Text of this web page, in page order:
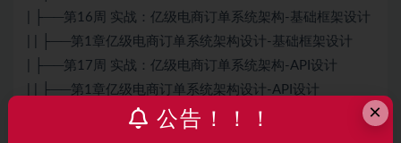
| ├──第16周 实战：亿级电商订单系统架构-基础框架设计
| | ├──第1章亿级电商订单系统架构设计-基础框架设计
| ├──第17周 实战：亿级电商订单系统架构-API设计
| | ├──第1章亿级电商订单系统架构设计-API设计
| ├──第18周 实战：亿级电商订单系统架构-数据库设计
×
公告！！！